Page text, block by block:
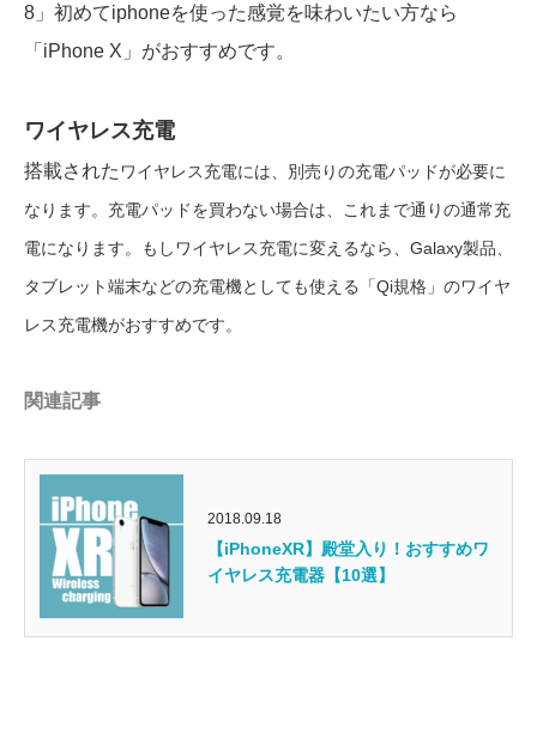
8」初めてiphoneを使った感覚を味わいたい方なら
「iPhone X」がおすすめです。
ワイヤレス充電
搭載された ワイヤレス充電には 、別売りの充電パッドが必要に
なります。 充電パッドを買わない場合は、これまで通りの通常充
電になります。もしワイヤレス充電に変えるなら、Galaxy製品、
タブレット端末などの充電機としても使える「Qi規格」のワイヤ
レス充電機がおすすめです。
関連記事
2018.09.18
【iPhoneXR】殿堂入り！おすすめワ
イヤレス充電器【10選】